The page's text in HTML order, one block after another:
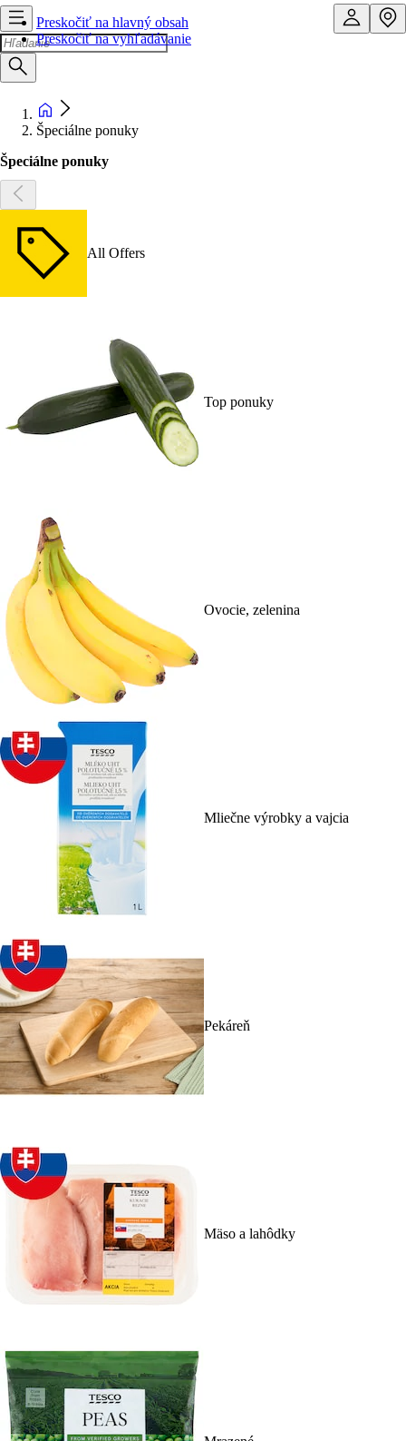
Preskočiť na hlavný obsah
Preskočiť na vyhľadávanie
Špeciálne ponuky
Špeciálne ponuky
All Offers
Top ponuky
Ovocie, zelenina
Mliečne výrobky a vajcia
Pekáreň
Mäso a lahôdky